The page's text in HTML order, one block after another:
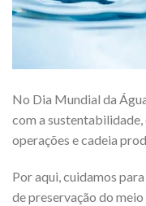
No Dia Mundial da
com a sustentabilidade,
operações e cadeia
Por aqui, cuidamos
de preservação do